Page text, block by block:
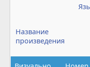
Название
произведения